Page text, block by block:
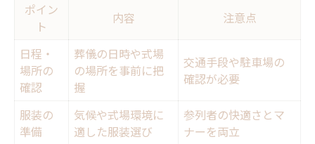
ポイン
ト
内容 注意点
日程・
場所の
確認
葬儀の日時や式場
の場所を事前に把
握
交通手段や駐車場の
確認が必要
服装の
準備
気候や式場環境に
適した服装選び
参列者の快適さとマ
ナーを両立